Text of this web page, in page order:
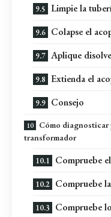
Limpie la
Colapse el
Aplique
Extienda el
Consejo
Cómo
transformador
Compruebe
Compruebe
Compruebe